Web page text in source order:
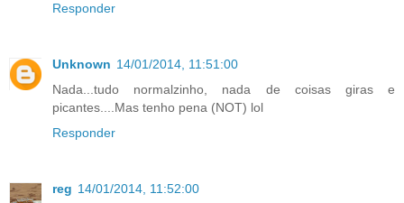
Responder
Unknown 14/01/2014, 11:51:00
Nada...tudo normalzinho, nada de coisas giras e
picantes....Mas tenho pena (NOT) lol
Responder
reg 14/01/2014, 11:52:00